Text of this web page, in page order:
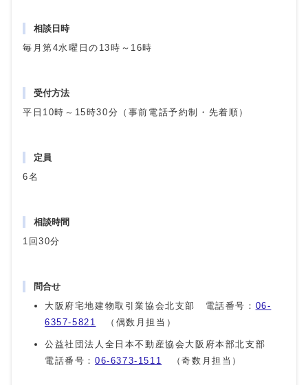
相談日時
毎月第4水曜日の13時～16時
受付方法
平日10時～15時30分（事前電話予約制・先着順）
定員
6名
相談時間
1回30分
問合せ
大阪府宅地建物取引業協会北支部 電話番号： 06-
6357-5821
（偶数月担当）
公益社団法人全日本不動産協会大阪府本部北支部
電話番号： 06-6373-1511 （奇数月担当）